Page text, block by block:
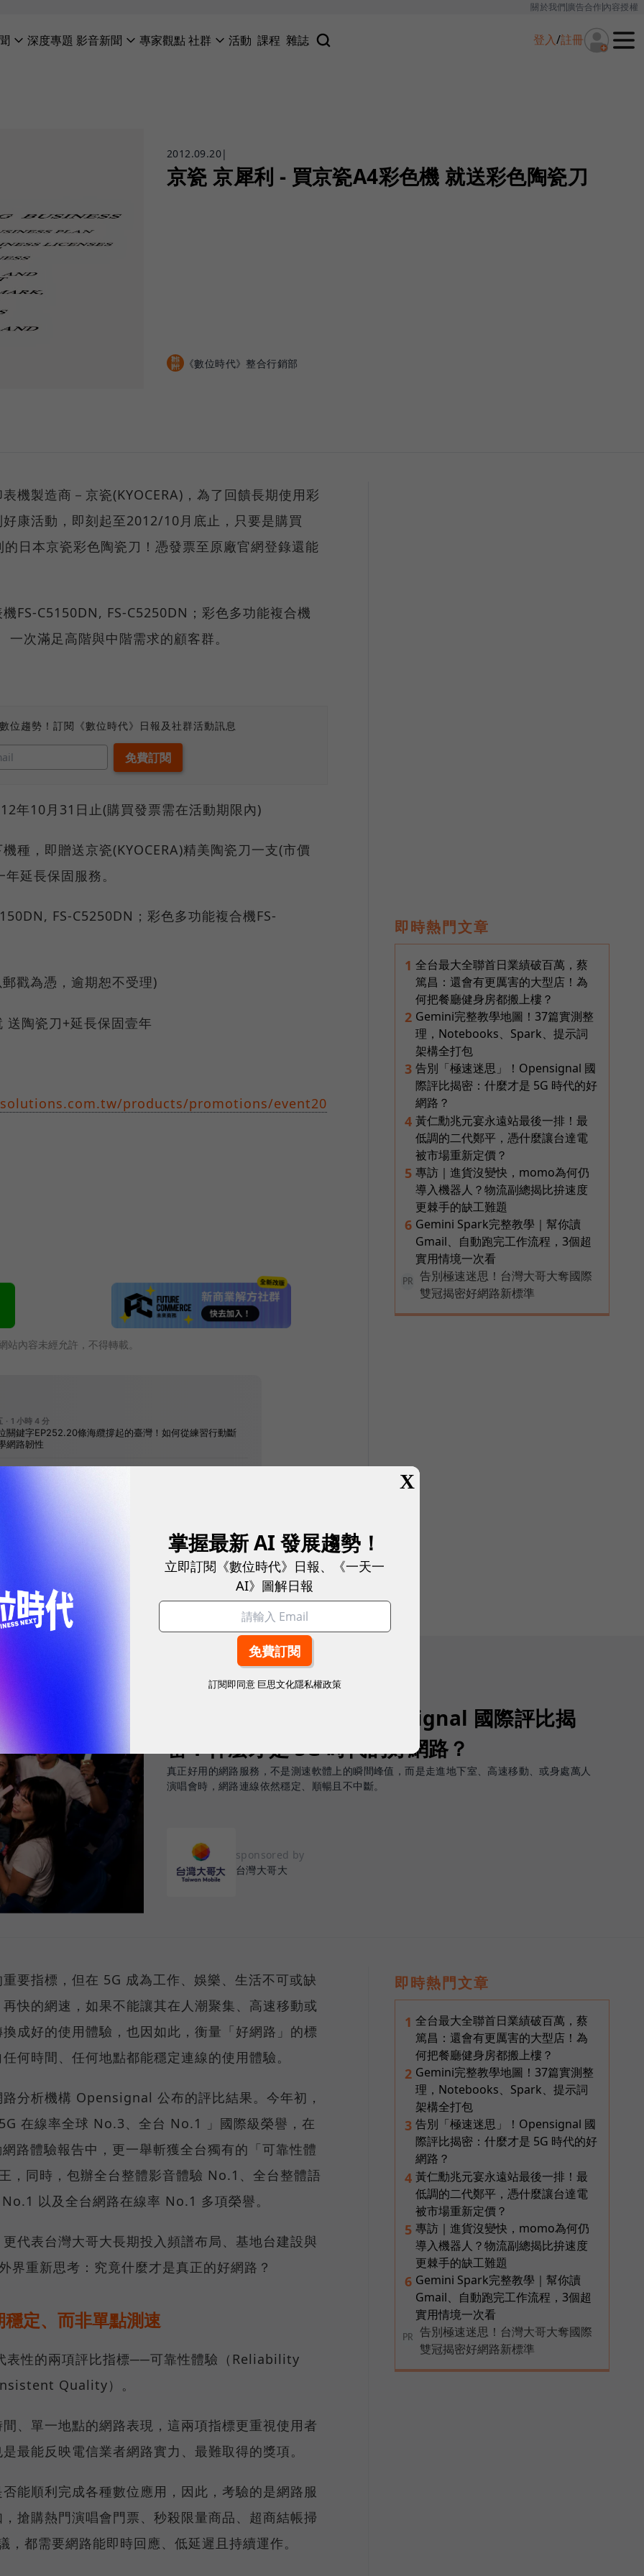
關於我們廣告合作內容授權
深度專題 影音新聞 專家觀點社群 活動 課程 雜誌 登入/註冊
2012.09.20|
京瓷 京犀利 - 買京瓷A4彩色機 就送彩色陶瓷刀
《數位時代》整合行銷部
機製造商－京瓷(KYOCERA)，為了回饋長期使用彩
康活動，即刻起至2012/10月底止，只要是購買
日本京瓷彩色陶瓷刀！憑發票至原廠官網登錄還能
FS-C5150DN, FS-C5250DN；彩色多功能複合機
次滿足高階與中階需求的顧客群。
位趨勢！訂閱《數位時代》日報及社群活動訊息
年10月31日止(購買發票需在活動期限內)
種，即贈送京瓷(KYOCERA)精美陶瓷刀一支(市價
延長保固服務。
FS-C5250DN；彩色多功能複合機FS-
戳為憑，逾期恕不受理)
送陶瓷刀+延長保固壹年
products/promotions/event20
站內容未經允許，不得轉載。
即時熱門文章
1 全台最大全聯首日業績破百萬，蔡
篤昌：還會有更厲害的大型店！為
何把餐廳健身房都搬上樓？
2 Gemini完整教學地圖！37篇實測整
理，Notebooks、Spark、提示詞
架構全打包
3 告別「極速迷思」！Opensignal 國
際評比揭密：什麼才是 5G 時代的好
網路？
4 黃仁勳兆元宴永遠站最後一排！最
低調的二代鄭平，憑什麼讓台達電
被市場重新定價？
5 專訪｜進貨沒變快，momo為何仍
導入機器人？物流副總揭比拚速度
更棘手的缺工難題
6 Gemini Spark完整教學｜幫你讀
Gmail、自動跑完工作流程，3個超
實用情境一次看
PR
告別極速迷思！台灣大哥大奪國際
雙冠揭密好網路新標準
告別「極速迷思」！Opensignal 國際評比揭
密：什麼才是 5G 時代的好網路？
真正好用的網路服務，不是測速軟體上的瞬間峰值，而是走進地下室、高速移動、或身處萬人
演唱會時，網路連線依然穩定、順暢且不中斷。
sponsored by
台灣大哥大
要指標，但在 5G 成為工作、娛樂、生活不可或缺
快的網速，如果不能讓其在人潮聚集、高速移動或
成好的使用體驗，也因如此，衡量「好網路」的標
何時間、任何地點都能穩定連線的使用體驗。
分析機構 Opensignal 公布的評比結果。今年初，
在線率全球 No.3、全台 No.1 」國際級榮譽，在
路體驗報告中，更一舉斬獲全台獨有的「可靠性體
，同時，包辦全台整體影音體驗 No.1、全台整體語
以及全台網路在線率 No.1 多項榮譽。
代表台灣大哥大長期投入頻譜布局、基地台建設與
界重新思考：究竟什麼才是真正的好網路？
定、而非單點測速
性的兩項評比指標──可靠性體驗（Reliability
Quality）。
、單一地點的網路表現，這兩項指標更重視使用者
最能反映電信業者網路實力、最難取得的獎項。
能順利完成各種數位應用，因此，考驗的是網路服
搶購熱門演唱會門票、秒殺限量商品、超商結帳掃
都需要網路能即時回應、低延遲且持續運作。
即時熱門文章
1 全台最大全聯首日業績破百萬，蔡
篤昌：還會有更厲害的大型店！為
何把餐廳健身房都搬上樓？
2 Gemini完整教學地圖！37篇實測整
理，Notebooks、Spark、提示詞
架構全打包
3 告別「極速迷思」！Opensignal 國
際評比揭密：什麼才是 5G 時代的好
網路？
4 黃仁勳兆元宴永遠站最後一排！最
低調的二代鄭平，憑什麼讓台達電
被市場重新定價？
5 專訪｜進貨沒變快，momo為何仍
導入機器人？物流副總揭比拚速度
更棘手的缺工難題
6 Gemini Spark完整教學｜幫你讀
Gmail、自動跑完工作流程，3個超
實用情境一次看
PR
告別極速迷思！台灣大哥大奪國際
雙冠揭密好網路新標準
X
掌握最新 AI 發展趨勢！
立即訂閱《數位時代》日報、《一天一
AI》圖解日報
訂閱即同意 巨思文化隱私權政策